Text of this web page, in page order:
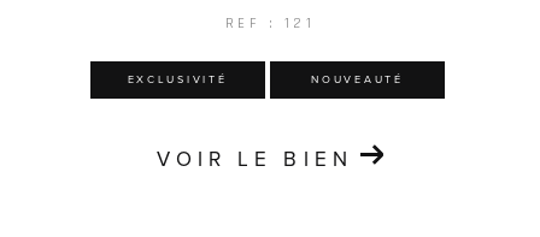
REF : 121
EXCLUSIVITÉ NOUVEAUTÉ
VOIR LE BIEN